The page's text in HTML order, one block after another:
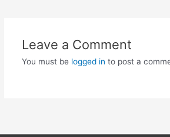
Leave a Comment
You must be logged in to post a